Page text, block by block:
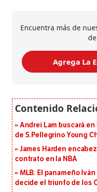
Encuentra más de
Agrega La
Andrei Lam buscará
de S.Pellegrino Young
James Harden
contrato en la NBA
MLB: El panameño
decide el triunfo de los